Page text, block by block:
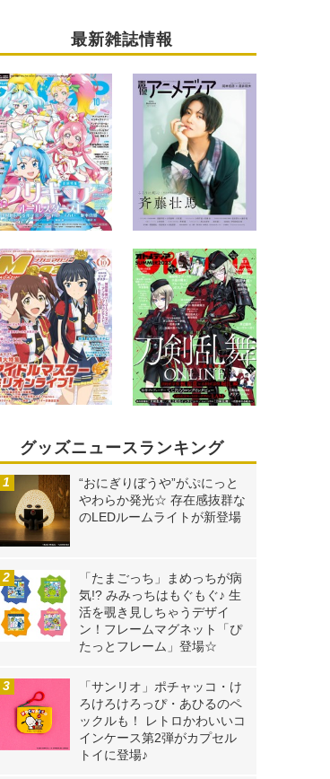
最新雑誌情報
グッズニュースランキング
“おにぎりぼうや”がぷにっと
やわらか発光☆ 存在感抜群な
のLEDルームライトが新登場
「たまごっち」まめっちが病
気!? みみっちはもぐもぐ♪ 生
活を覗き見しちゃうデザイ
ン！フレームマグネット「ぴ
たっとフレーム」登場☆
「サンリオ」ポチャッコ・け
ろけろけろっぴ・あひるのペ
ックルも！ レトロかわいいコ
インケース第2弾がカプセル
トイに登場♪